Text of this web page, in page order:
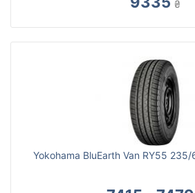
₴
Yokohama BluEarth Van RY55